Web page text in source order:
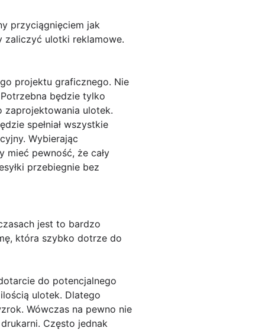
przyciągnięciem jak
zaliczyć ulotki reklamowe.
projektu graficznego. Nie
będzie tylko
zaprojektowania ulotek.
spełniał wszystkie
Wybierając
pewność, że cały
przebiegnie bez
jest to bardzo
która szybko dotrze do
do potencjalnego
ulotek. Dlatego
Wówczas na pewno nie
Często jednak